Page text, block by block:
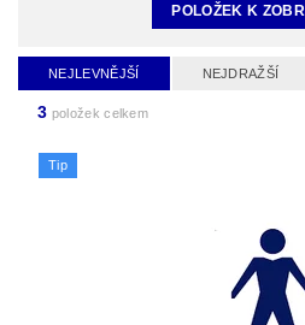
POLOŽEK K
NEJLEVNĚJŠÍ NEJDRAŽŠÍ
3 položek celkem
Tip